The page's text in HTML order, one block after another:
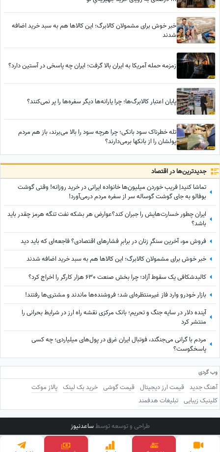
خبر خوش برای مشمولان کالابرگ؛ این کالاها هم به سبد خرید اضافه
شدند
زمزمه حمله آمریکا به ایران بالا گرفت؛ ایران چه پاسخی در آستین دارد؟
پایان اعتبار کالابرگ‌ها؛ چرا یارانه‌ها دیگر سفره‌ها را پر نمی‌کنند؟
تله خطرناک سود بانکی؛ چرا هرچه سود را بالا می‌برند، باز هم مردم
پولشان را از بانکها برمی‌دارند؟
جدید‌ترین‌ها در اقتصاد
تماشا کنید| فریب خوردن میلیون‌ها خانواده ایرانی در خرید روزانه! وقتی گوشت
بوفالو به جای گوشت گوساله سر از سفره مردم درمی‌آورد!
ایران چطور خسارت‌هایش را جبران کند؟عوارض هر بشکه نفت تنگه هرمز چقدر باید
باشد؟
فروش مو، آخرین سنگرِ زنان در برابرِ فشارهای اقتصادی؟ فاجعه‌ای که باید دید
خبر خوش برای مشمولان کالابرگ؛ این کالاها هم به سبد خرید اضافه شدند
کالبدشکافی یک سقوط آزاد؛ چرا بخش صنعت 630 هزار کارگر را اخراج کرد؟
بازار خودرو وارد فاز غیرمنتظره‌ای شد؛ فروشنده‌ها ماندند و مشتری‌ها رفتند!
آینده دلار در سایه جنگ و تحریم؛ بانک مرکزی نقشه راه ارز در شرایط بحرانی را
منتشر کرد
مردم با گرانی می‌جنگند، فوتبال ایران غرق در پول‌های میلیاردی؛ چه کسی
پاسخگوست؟
وب گردی
آهنگ جدید قیمت ارز دیجیتال قیمت گوشی خرید بک لینک پالاز موکت
کلینیک زیبایی تبلیغات هدفمند
طراحی و توسعه توسطساعدنیوز